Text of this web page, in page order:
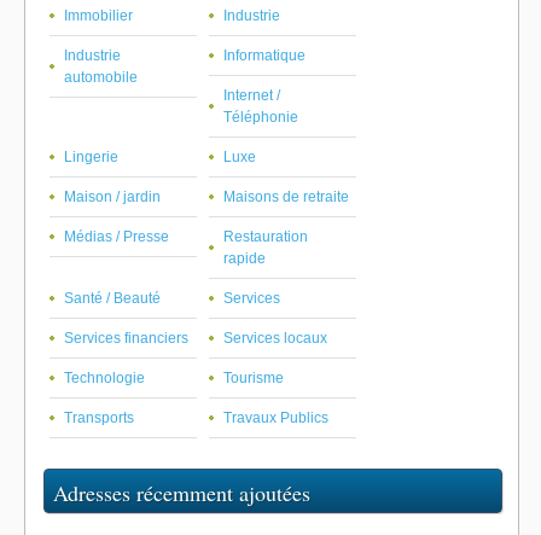
Immobilier Industrie
Industrie
automobile
Informatique
Internet /
Téléphonie
Lingerie Luxe
Maison / jardin Maisons de retraite
Médias / Presse
Restauration
rapide
Santé / Beauté Services
Services financiers Services locaux
Technologie Tourisme
Transports Travaux Publics
Adresses récemment ajoutées